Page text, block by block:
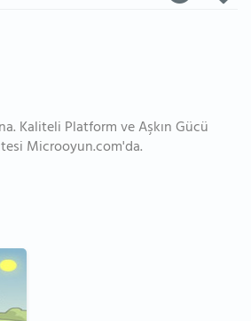
Kaliteli Platform ve Aşkın Gücü
Microoyun.com'da.